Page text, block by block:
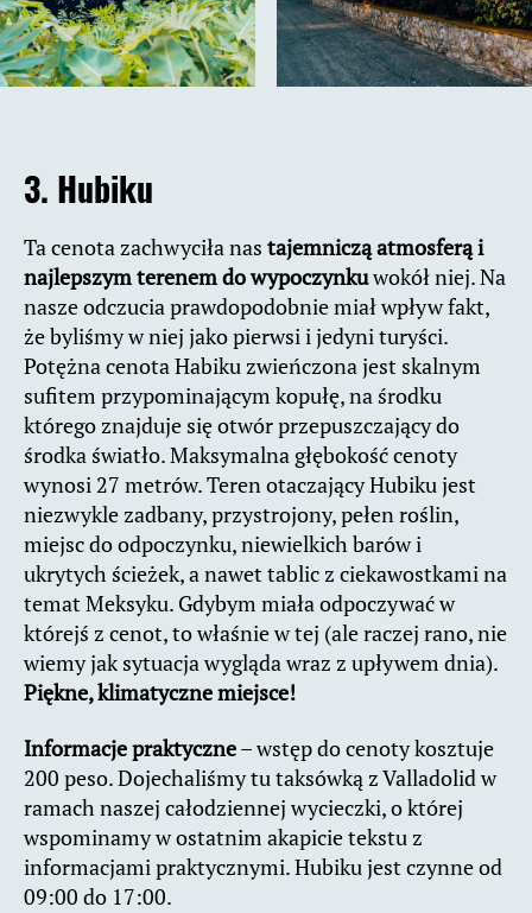
3. Hubiku
Ta cenota zachwyciła nas tajemniczą atmosferą i
najlepszym terenem do wypoczynkuwokół niej. Na
nasze odczucia prawdopodobnie miał wpływ fakt,
że byliśmy w niej jako pierwsi i jedyni turyści.
Potężna cenota Habiku zwieńczona jest skalnym
sufitem przypominającym kopułę, na środku
którego znajduje się otwór przepuszczający do
środka światło. Maksymalna głębokość cenoty
wynosi 27 metrów. Teren otaczający Hubiku jest
niezwykle zadbany, przystrojony, pełen roślin,
miejsc do odpoczynku, niewielkich barów i
ukrytych ścieżek, a nawet tablic z ciekawostkami na
temat Meksyku. Gdybym miała odpoczywać w
którejś z cenot, to właśnie w tej (ale raczej rano, nie
wiemy jak sytuacja wygląda wraz z upływem dnia).
Piękne, klimatyczne miejsce!
Informacje praktyczne– wstęp do cenoty kosztuje
200 peso. Dojechaliśmy tu taksówką z Valladolid w
ramach naszej całodziennej wycieczki, o której
wspominamy w ostatnim akapicie tekstu z
informacjami praktycznymi. Hubiku jest czynne od
09:00 do 17:00.